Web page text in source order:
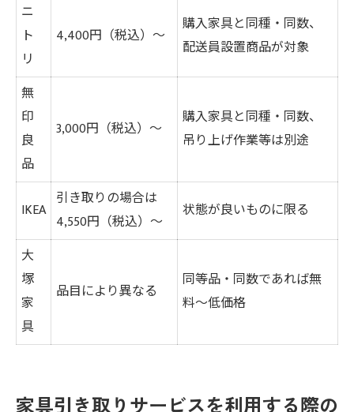
ニ
ト
リ
4,400円（税込）～
購入家具と同種・同数、
配送員設置商品が対象
無
印
良
品
3,000円（税込）～
購入家具と同種・同数、
吊り上げ作業等は別途
IKEA
引き取りの場合は
4,550円（税込）〜
状態が良いものに限る
大
塚
家
具
品目により異なる
同等品・同数であれば無
料〜低価格
家具引き取りサービスを利用する際の